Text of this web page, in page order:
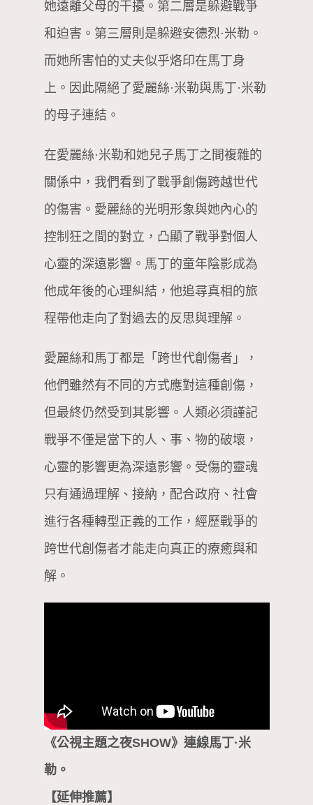
她遠離父母的干擾。第二層是躲避戰爭
和迫害。第三層則是躲避安德烈·米勒。
而她所害怕的丈夫似乎烙印在馬丁身
上。因此隔絕了愛麗絲·米勒與馬丁·米勒
的母子連結。
在愛麗絲·米勒和她兒子馬丁之間複雜的
關係中，我們看到了戰爭創傷跨越世代
的傷害。愛麗絲的光明形象與她內心的
控制狂之間的對立，凸顯了戰爭對個人
心靈的深遠影響。馬丁的童年陰影成為
他成年後的心理糾結，他追尋真相的旅
程帶他走向了對過去的反思與理解。
愛麗絲和馬丁都是「跨世代創傷者」，
他們雖然有不同的方式應對這種創傷，
但最終仍然受到其影響。人類必須謹記
戰爭不僅是當下的人、事、物的破壞，
心靈的影響更為深遠影響。受傷的靈魂
只有通過理解、接納，配合政府、社會
進行各種轉型正義的工作，經歷戰爭的
跨世代創傷者才能走向真正的療癒與和
解。
《公視主題之夜SHOW》連線馬丁·米
勒。
【延伸推薦】